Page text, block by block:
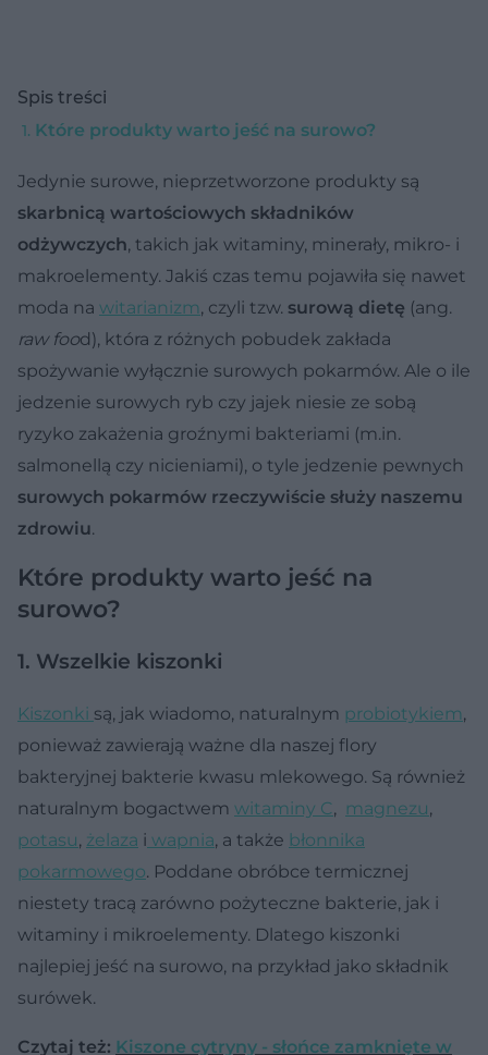
Spis treści
Które produkty warto jeść na surowo?
Jedynie surowe, nieprzetworzone produkty są
skarbnicą wartościowych składników
odżywczych, takich jak witaminy, minerały, mikro- i
makroelementy. Jakiś czas temu pojawiła się nawet
moda na witarianizm, czyli tzw. surową dietę (ang.
raw food), która z różnych pobudek zakłada
spożywanie wyłącznie surowych pokarmów. Ale o ile
jedzenie surowych ryb czy jajek niesie ze sobą
ryzyko zakażenia groźnymi bakteriami (m.in.
salmonellą czy nicieniami), o tyle jedzenie pewnych
surowych pokarmów rzeczywiście służy naszemu
zdrowiu.
Które produkty warto jeść na
surowo?
1. Wszelkie kiszonki
Kiszonki są, jak wiadomo, naturalnym probiotykiem,
ponieważ zawierają ważne dla naszej flory
bakteryjnej bakterie kwasu mlekowego. Są również
naturalnym bogactwem witaminy C, magnezu,
potasu, żelaza i wapnia, a także błonnika
pokarmowego. Poddane obróbce termicznej
niestety tracą zarówno pożyteczne bakterie, jak i
witaminy i mikroelementy. Dlatego kiszonki
najlepiej jeść na surowo, na przykład jako składnik
surówek.
Czytaj też: Kiszone cytryny - słońce zamknięte w